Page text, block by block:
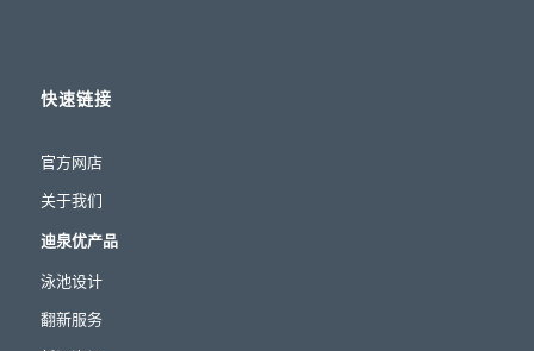
快速链接
官方网店
关于我们
迪泉优产品
泳池设计
翻新服务